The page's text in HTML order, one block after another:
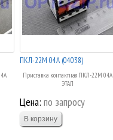
ПКЛ-22М 04А (04038)
Приставка контактная ПКЛ-22М 04А
ЭТАЛ
Цена: по запросу